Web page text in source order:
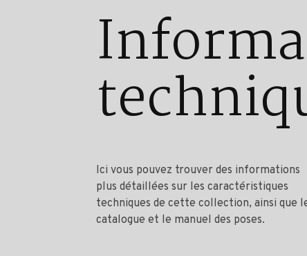
Ici vous pouvez trouver des informations
plus détaillées sur les caractéristiques
techniques de cette collection, ainsi que
catalogue et le manuel des poses.